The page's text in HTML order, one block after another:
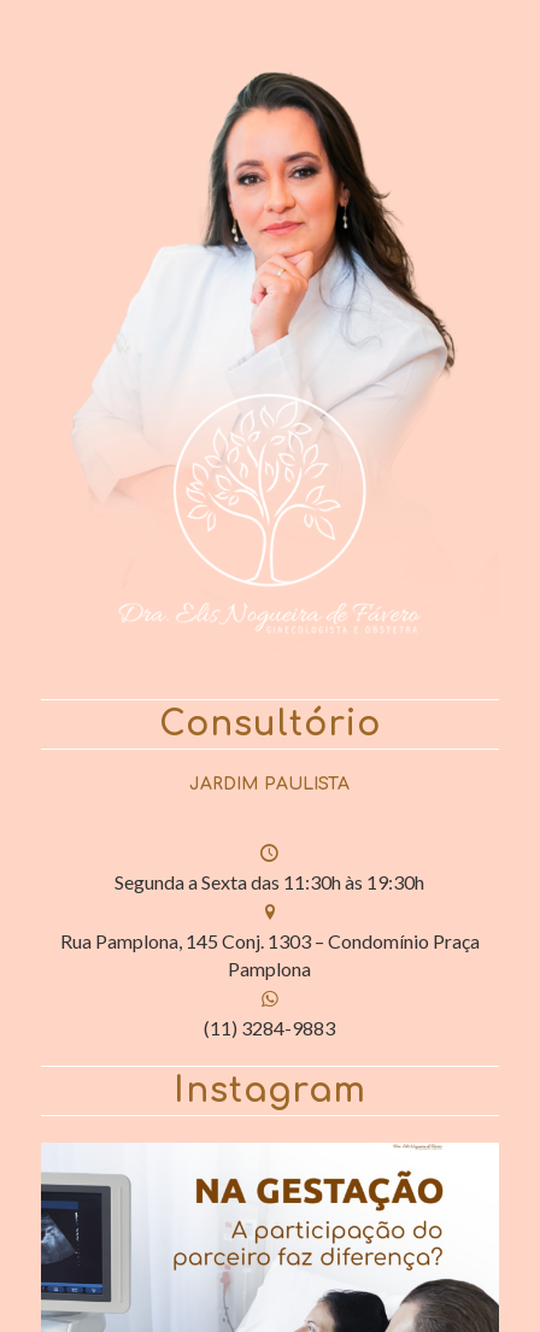
Consultório
JARDIM PAULISTA
Segunda a Sexta das 11:30h às 19:30h
Rua Pamplona, 145 Conj. 1303 – Condomínio Praça
Pamplona
(11) 3284-9883
Instagram